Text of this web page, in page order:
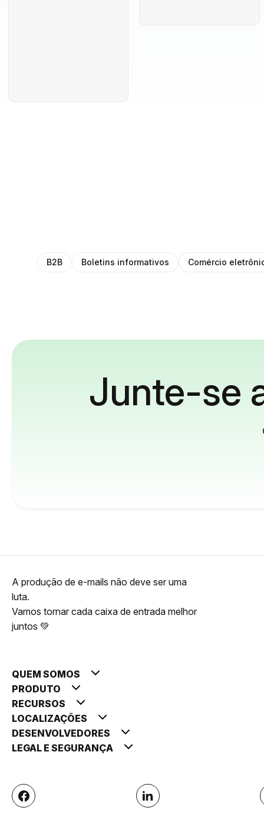
B2B Boletins informativos Comércio
Junte-se
A produção de e-mails não deve ser uma
luta.
Vamos tornar cada caixa de entrada melhor
juntos 💚
QUEM SOMOS
PRODUTO
RECURSOS
LOCALIZAÇÕES
DESENVOLVEDORES
LEGAL E SEGURANÇA